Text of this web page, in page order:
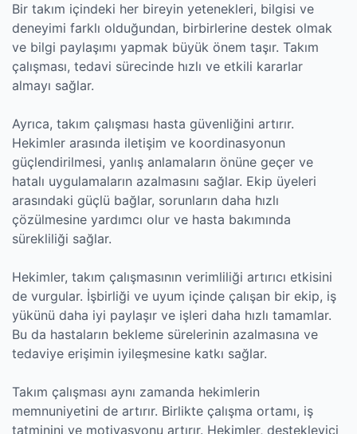
Bir takım içindeki her bireyin yetenekleri, bilgisi ve
deneyimi farklı olduğundan, birbirlerine destek olmak
ve bilgi paylaşımı yapmak büyük önem taşır. Takım
çalışması, tedavi sürecinde hızlı ve etkili kararlar
almayı sağlar.
Ayrıca, takım çalışması hasta güvenliğini artırır.
Hekimler arasında iletişim ve koordinasyonun
güçlendirilmesi, yanlış anlamaların önüne geçer ve
hatalı uygulamaların azalmasını sağlar. Ekip üyeleri
arasındaki güçlü bağlar, sorunların daha hızlı
çözülmesine yardımcı olur ve hasta bakımında
sürekliliği sağlar.
Hekimler, takım çalışmasının verimliliği artırıcı etkisini
de vurgular. İşbirliği ve uyum içinde çalışan bir ekip, iş
yükünü daha iyi paylaşır ve işleri daha hızlı tamamlar.
Bu da hastaların bekleme sürelerinin azalmasına ve
tedaviye erişimin iyileşmesine katkı sağlar.
Takım çalışması aynı zamanda hekimlerin
memnuniyetini de artırır. Birlikte çalışma ortamı, iş
tatminini ve motivasyonu artırır. Hekimler, destekleyici